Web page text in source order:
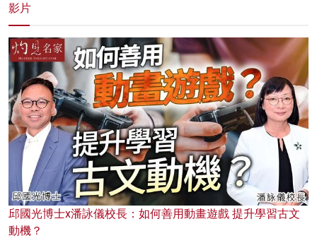
影片
邱國光博士x潘詠儀校長：如何善用動畫遊戲 提升學習古文
動機？